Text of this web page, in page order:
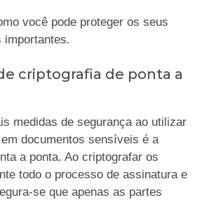
você pode proteger os seus
importantes.
criptografia de ponta a
medidas de segurança ao utilizar
documentos sensíveis é a
a ponta. Ao criptografar os
todo o processo de assinatura e
se que apenas as partes